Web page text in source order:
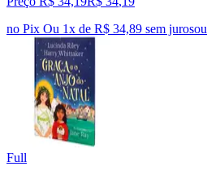
no Pix Ou 1x de R$ 34,89 sem jurosou
Full